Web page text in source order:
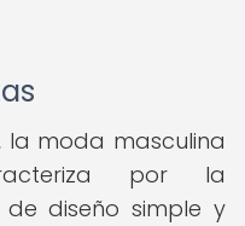
la moda masculina
por la
diseño simple y